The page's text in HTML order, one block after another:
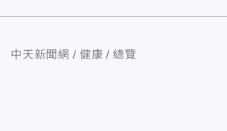
中天新聞網 健康 總覽